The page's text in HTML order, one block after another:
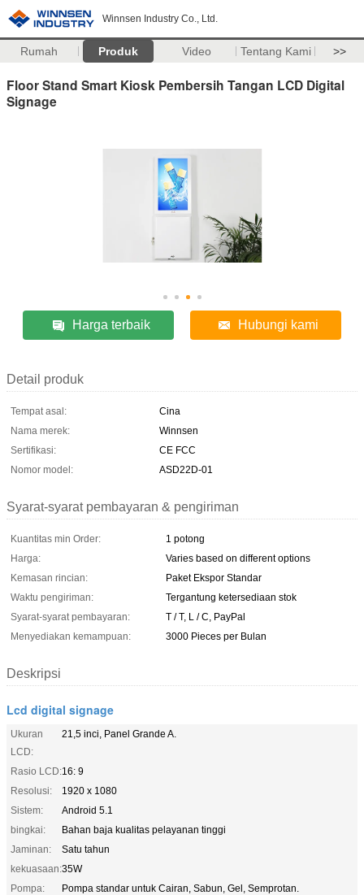
Winnsen Industry Co., Ltd.
Rumah Produk Video Tentang Kami >>
Floor Stand Smart Kiosk Pembersih Tangan LCD Digital
Signage
Harga terbaik Hubungi kami
Detail produk
Tempat asal:
Cina
Nama merek:
Winnsen
Sertifikasi:
CE FCC
Nomor model:
ASD22D-01
Syarat-syarat pembayaran & pengiriman
Kuantitas min Order:
1 potong
Harga:
Varies based on different options
Kemasan rincian:
Paket Ekspor Standar
Waktu pengiriman:
Tergantung ketersediaan stok
Syarat-syarat pembayaran:
T / T, L / C, PayPal
Menyediakan kemampuan:
3000 Pieces per Bulan
Deskripsi
Lcd digital signage
Ukuran
LCD:
21,5 inci, Panel Grande A.
Rasio LCD:16: 9
Resolusi:
1920 x 1080
Sistem:
Android 5.1
bingkai:
Bahan baja kualitas pelayanan tinggi
Jaminan:
Satu tahun
kekuasaan:35W
Pompa:
Pompa standar untuk Cairan, Sabun, Gel, Semprotan.